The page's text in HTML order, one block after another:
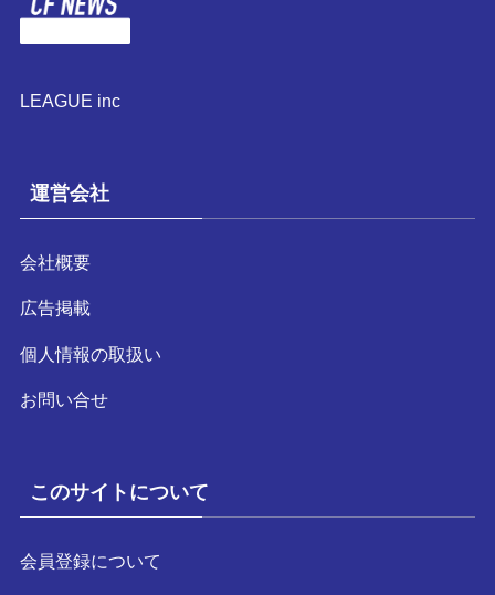
LEAGUE inc
運営会社
会社概要
広告掲載
個人情報の取扱い
お問い合せ
このサイトについて
会員登録について